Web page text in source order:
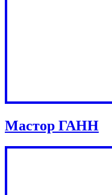
Мастор ГАНН